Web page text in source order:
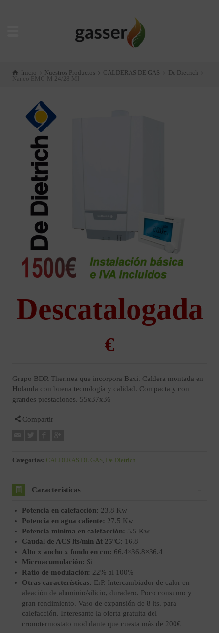
Inicio Nuestros Productos CALDERAS DE GAS
De Dietrich
Naneo​ EMC-M 24/28 MI
Descatalogada
Grupo BDR Thermea que incorpora Baxi. Caldera montada en
Holanda con buena tecnología y calidad. Compacta y con
grandes prestaciones. 55x37x36
Compartir
Categorías: CALDERAS DE GAS, De Dietrich
Características
Potencia en calefacción: 23.8 Kw
Potencia en agua caliente: 27.5 Kw
Potencia mínima en calefacción: 5.5 Kw
Caudal de ACS lts/min Δt 25ºC: 16.8
Alto x ancho x fondo en cm: 66.4×36.8×36.4
Microacumulación: Si
Ratio de modulación: 22% al 100%
Otras características: ErP. Intercambiador de calor en
aleación de aluminio/silicio, duradero. Poco consumo y
gran rendimiento. Vaso de expansión de 8 lts. para
calefacción. Interesante la oferta gratuita del
cronotermostato modulante que cuesta más de 200€